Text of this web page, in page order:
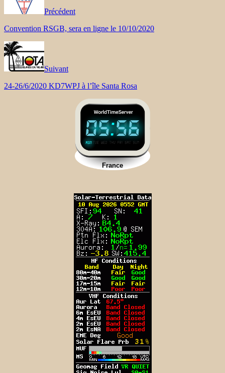
Précédent
Convention RSGB, sera en ligne le 10/10/2020
Suivant
24-26/6/2020 KD7WPJ à l’île Santa Rosa